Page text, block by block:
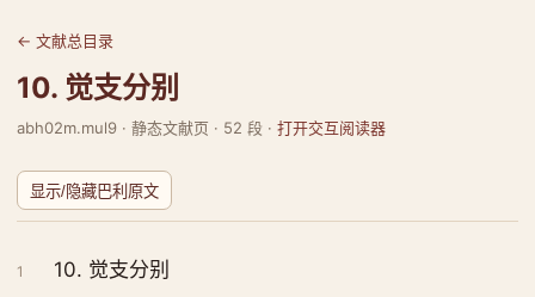
← 文献总目录
10. 觉支分别
abh02m.mul9 · 静态文献页 · 52 段 · 打开交互阅读器
显示/隐藏巴利原文
1 10. 觉支分别